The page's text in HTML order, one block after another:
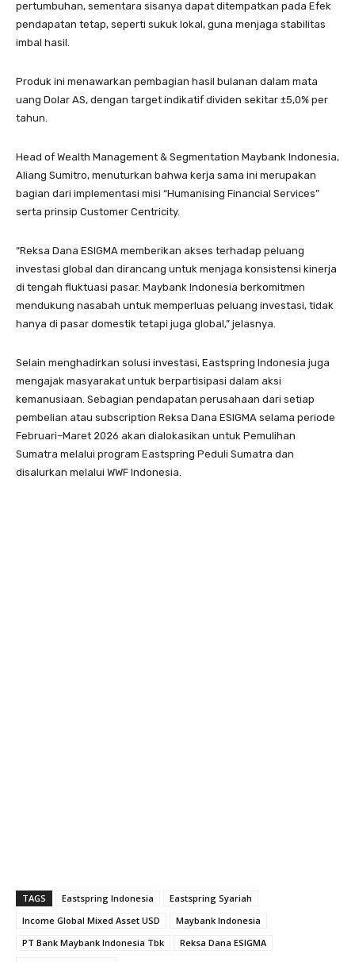
pertumbuhan, sementara sisanya dapat ditempatkan pada Efek
pendapatan tetap, seperti sukuk lokal, guna menjaga stabilitas
imbal hasil.
Produk ini menawarkan pembagian hasil bulanan dalam mata
uang Dolar AS, dengan target indikatif dividen sekitar ±5,0% per
tahun.
Head of Wealth Management & Segmentation Maybank Indonesia,
Aliang Sumitro, menuturkan bahwa kerja sama ini merupakan
bagian dari implementasi misi “Humanising Financial Services”
serta prinsip Customer Centricity.
“Reksa Dana ESIGMA memberikan akses terhadap peluang
investasi global dan dirancang untuk menjaga konsistensi kinerja
di tengah fluktuasi pasar. Maybank Indonesia berkomitmen
mendukung nasabah untuk memperluas peluang investasi, tidak
hanya di pasar domestik tetapi juga global,” jelasnya.
Selain menghadirkan solusi investasi, Eastspring Indonesia juga
mengajak masyarakat untuk berpartisipasi dalam aksi
kemanusiaan. Sebagian pendapatan perusahaan dari setiap
pembelian atau subscription Reksa Dana ESIGMA selama periode
Februari–Maret 2026 akan dialokasikan untuk Pemulihan
Sumatra melalui program Eastspring Peduli Sumatra dan
disalurkan melalui WWF Indonesia.
TAGS Eastspring Indonesia
Eastspring Syariah
Income Global Mixed Asset USD
Maybank Indonesia
PT Bank Maybank Indonesia Tbk
Reksa Dana ESIGMA